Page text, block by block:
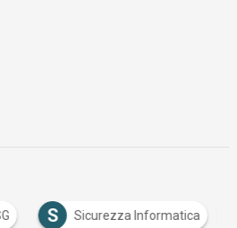
S Sicurezza Informatica